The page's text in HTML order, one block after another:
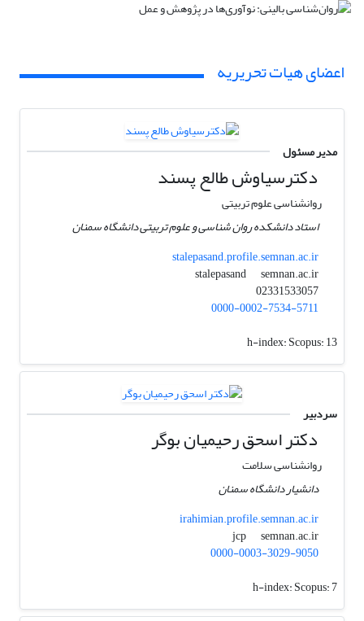
اعضای هیات تحریریه
مدیر مسئول
دکترسیاوش طالع پسند
روانشناسی علوم تربیتی
استاد دانشکده روان شناسی و علوم تربیتی دانشگاه سمنان
stalepasand.profile.semnan.ac.ir
stalepasand
semnan.ac.ir
02331533057
0000-0002-7534-5711
h-index:Scopus: 13
سردبیر
دکتر اسحق رحیمیان بوگر
روانشناسی سلامت
دانشیار دانشگاه سمنان
irahimian.profile.semnan.ac.ir
jcp
semnan.ac.ir
0000-0003-3029-9050
h-index:Scopus: 7